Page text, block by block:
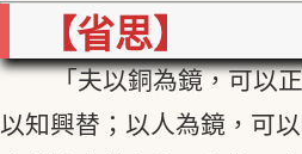
【省思】
「夫以銅為鏡，可以
以知興替；以人為鏡，可